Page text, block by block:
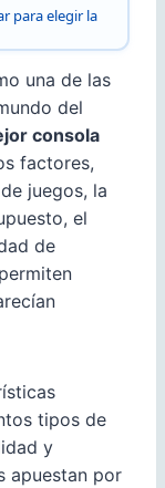
para elegir la
una de las
del
consola
factores,
juegos, la
el
de
tipos de
y
apuestan por